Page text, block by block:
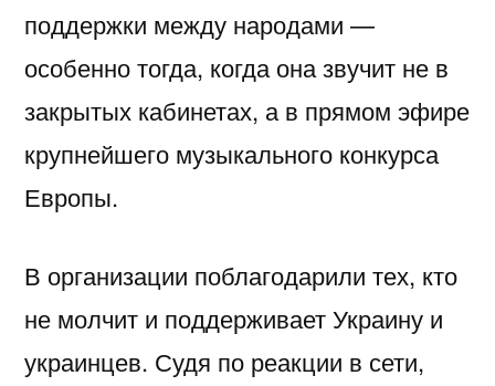
поддержки между народами —
особенно тогда, когда она звучит не в
закрытых кабинетах, а в прямом эфире
крупнейшего музыкального конкурса
Европы.
В организации поблагодарили тех, кто
не молчит и поддерживает Украину и
украинцев. Судя по реакции в сети,